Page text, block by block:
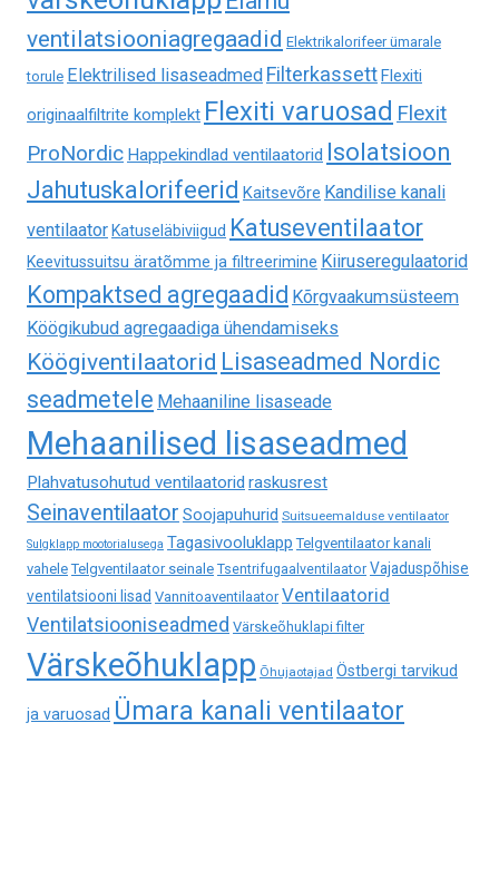
ventilatsiooniagregaadid Elektrikalorifeer ümarale
torule Elektrilised lisaseadmed FilterkassettFlexiti
originaalfiltrite komplekt Flexiti varuosad Flexit
ProNordic Happekindlad ventilaatorid Isolatsioon
Jahutuskalorifeerid Kaitsevõre Kandilise kanali
ventilaator Katuseläbiviigud Katuseventilaator
Keevitussuitsu äratõmme ja filtreerimine Kiiruseregulaatorid
Kompaktsed agregaadid Kõrgvaakumsüsteem
Köögikubud agregaadiga ühendamiseks
Köögiventilaatorid Lisaseadmed Nordic
seadmetele Mehaaniline lisaseade
Mehaanilised lisaseadmed
Plahvatusohutud ventilaatorid raskusrest
Seinaventilaator Soojapuhurid Suitsueemalduse ventilaator
Sulgklapp mootorialusega Tagasivooluklapp Telgventilaator kanali
vahele Telgventilaator seinale Tsentrifugaalventilaator Vajaduspõhise
ventilatsiooni lisad Vannitoaventilaator Ventilaatorid
Ventilatsiooniseadmed Värskeõhuklapi filter
Värskeõhuklapp Õhujaotajad Östbergi tarvikud
ja varuosad Ümara kanali ventilaator